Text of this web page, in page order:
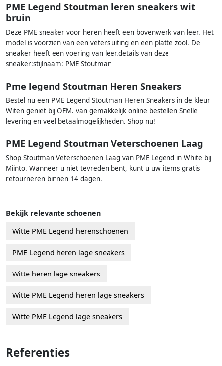
PME Legend Stoutman leren sneakers wit
bruin
Deze PME sneaker voor heren heeft een bovenwerk van leer. Het
model is voorzien van een vetersluiting en een platte zool. De
sneaker heeft een voering van leer.details van deze
sneaker:stijlnaam: PME Stoutman
Pme legend Stoutman Heren Sneakers
Bestel nu een PME Legend Stoutman Heren Sneakers in de kleur
Witen geniet bij OFM. van gemakkelijk online bestellen Snelle
levering en veel betaalmogelijkheden. Shop nu!
PME Legend Stoutman Veterschoenen Laag
Shop Stoutman Veterschoenen Laag van PME Legend in White bij
Miinto. Wanneer u niet tevreden bent, kunt u uw items gratis
retourneren binnen 14 dagen.
Bekijk relevante schoenen
Witte PME Legend herenschoenen
PME Legend heren lage sneakers
Witte heren lage sneakers
Witte PME Legend heren lage sneakers
Witte PME Legend lage sneakers
Referenties